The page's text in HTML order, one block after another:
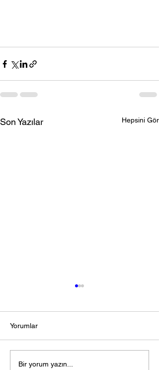
Son Yazılar Hepsini Gör
Influencer Marketing
Yorumlar
Bir yorum yazın...